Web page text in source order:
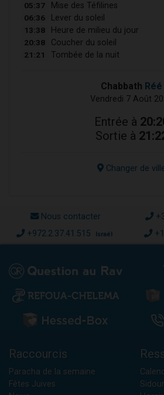
05:37 Mise des Téfilines
06:36 Lever du soleil
13:38 Heure de milieu du jour
20:38 Coucher du soleil
21:21 Tombée de la nuit
Chabbath Réé
Vendredi 7 Août
Entrée à
Sortie à
Changer de
Nous contacter
+972.2.37.41.515 Israël
Raccourcis
Paracha de la semaine
Fêtes Juives